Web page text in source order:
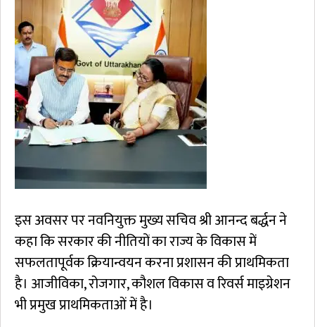
इस अवसर पर नवनियुक्त मुख्य सचिव श्री आनन्द बर्द्धन ने
कहा कि सरकार की नीतियों का राज्य के विकास में
सफलतापूर्वक क्रियान्वयन करना प्रशासन की प्राथमिकता
है। आजीविका, रोजगार, कौशल विकास व रिवर्स माइग्रेशन
भी प्रमुख प्राथमिकताओं में है।